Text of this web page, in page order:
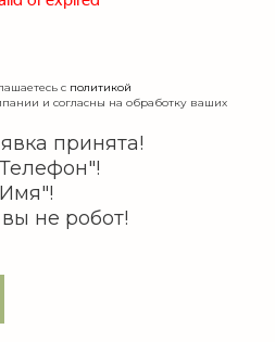
с политикой
и согласны на обработку ваших
принята!
не робот!